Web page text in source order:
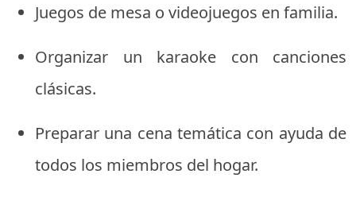
Juegos de mesa o videojuegos en familia.
Organizar un karaoke con canciones
clásicas.
Preparar una cena temática con ayuda de
todos los miembros del hogar.